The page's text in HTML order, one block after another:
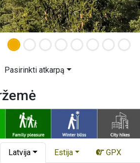
Pasirinkti atkarpą
Latvija Estija GPX